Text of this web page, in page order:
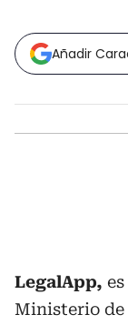
Añadir
LegalApp,
Ministerio